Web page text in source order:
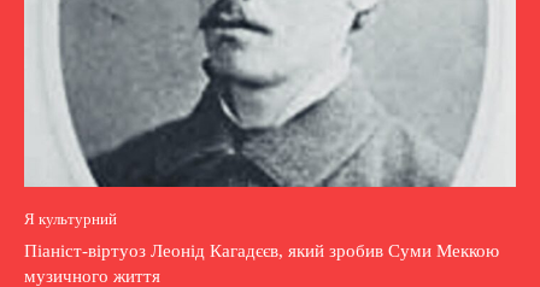
Я культурний
Піаніст-віртуоз Леонід Кагадєєв, який зробив Суми Меккою
музичного життя